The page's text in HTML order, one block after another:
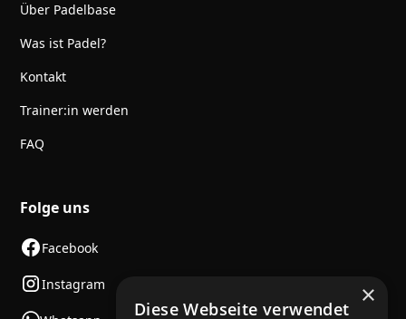
Über Padelbase
Was ist Padel?
Kontakt
Trainer:in werden
FAQ
Folge uns
Facebook
Instagram ×
Diese Webseite verwendet